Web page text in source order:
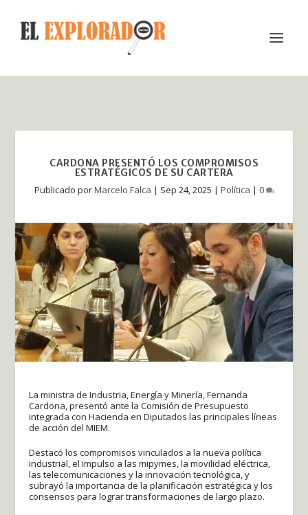
CARDONA PRESENTÓ LOS COMPROMISOS
ESTRATÉGICOS DE SU CARTERA
Publicado porMarcelo Falca | Sep 24, 2025 | Política | 0
La ministra de Industria, Energía y Minería, Fernanda
Cardona, presentó ante la Comisión de Presupuesto
integrada con Hacienda en Diputados las principales líneas
de acción del MIEM.
Destacó los compromisos vinculados a la nueva política
industrial, el impulso a las mipymes, la movilidad eléctrica,
las telecomunicaciones y la innovación tecnológica, y
subrayó la importancia de la planificación estratégica y los
consensos para lograr transformaciones de largo plazo.